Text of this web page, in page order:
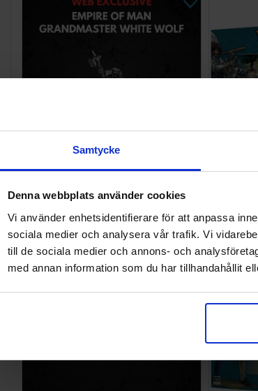
Samtycke
Denna webbplats använder cookies
Vi använder enhetsidentifierare för att anpassa
sociala medier och analysera vår trafik. Vi
till de sociala medier och annons- och
med annan information som du har tillhandahållit
Empire of Man Grandmaster White
Wolf
229 SEK I lager: 1
Empire
438